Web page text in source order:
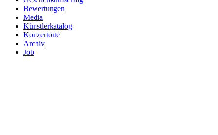
Bewertungen
Media
Künstlerkatalog
Konzertorte
Archiv
Job